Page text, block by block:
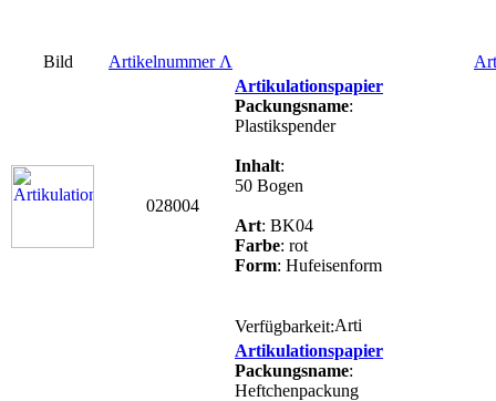
Bild ArtikelnummerΛ
028004
Artikulationspapier
Packungsname:
Plastikspender
Inhalt:
50 Bogen
Art: BK04
Farbe: rot
Form: Hufeisenform
Verfügbarkeit:
Artikulationspapier
Packungsname:
Heftchenpackung